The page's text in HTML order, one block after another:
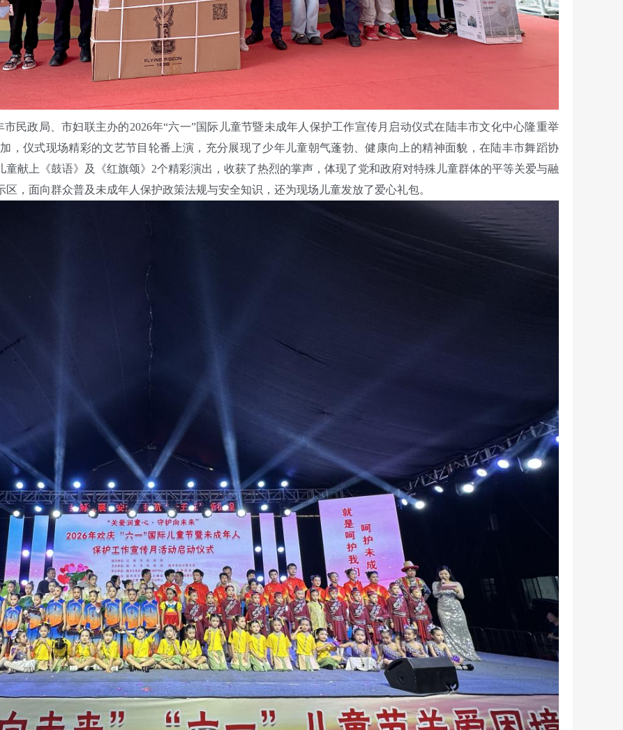
政局、市妇联主办的2026年“六一”国际儿童节暨未成年人保护工作宣传月启动仪式在陆丰市文化中心隆重举
，仪式现场精彩的文艺节目轮番上演，充分展现了少年儿童朝气蓬勃、健康向上的精神面貌，在陆丰市舞蹈协
献上《鼓语》及《红旗颂》2个精彩演出，收获了热烈的掌声，体现了党和政府对特殊儿童群体的平等关爱与融
，面向群众普及未成年人保护政策法规与安全知识，还为现场儿童发放了爱心礼包。